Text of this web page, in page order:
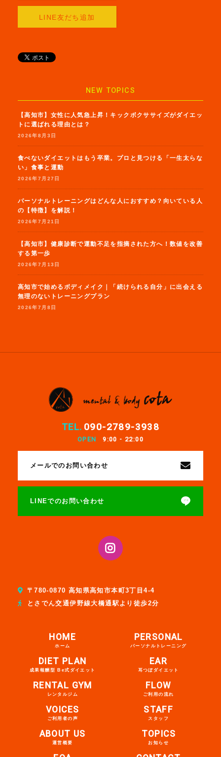
LINE友だち追加
NEW TOPICS
【高知市】女性に人気急上昇！キックボクササイズがダイエッ
トに選ばれる理由とは？
2026年8月3日
食べないダイエットはもう卒業。プロと見つける「一生太らな
い」食事と運動
2026年7月27日
パーソナルトレーニングはどんな人におすすめ？向いている人
の【特徴】を解説！
2026年7月21日
【高知市】健康診断で運動不足を指摘された方へ！数値を改善
する第一歩
2026年7月13日
高知市で始めるボディメイク｜「続けられる自分」に出会える
無理のないトレーニングプラン
2026年7月8日
TEL. 090-2789-3938
OPEN 9:00 - 22:00
メールでのお問い合わせ
LINEでのお問い合わせ
〒780-0870 高知県高知市本町3丁目4-4
とさでん交通伊野線大橋通駅より徒歩2分
HOME
ホーム
PERSONAL
パーソナルトレーニング
DIET PLAN
成果報酬型 Be式ダイエット
EAR
耳つぼダイエット
RENTAL GYM
レンタルジム
FLOW
ご利用の流れ
VOICES
ご利用者の声
STAFF
スタッフ
ABOUT US
運営概要
TOPICS
お知らせ